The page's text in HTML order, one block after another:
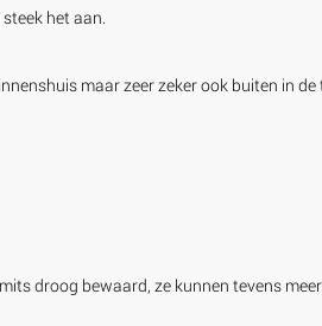
het aan.
maar zeer zeker ook buiten in
droog bewaard, ze kunnen tevens